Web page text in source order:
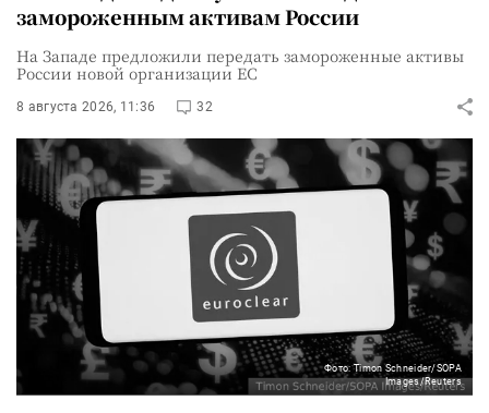
замороженным активам России
На Западе предложили передать замороженные активы
России новой организации ЕС
8 августа 2026, 11:36 32
Фото: Timon Schneider/SOPA
Images/Reuters